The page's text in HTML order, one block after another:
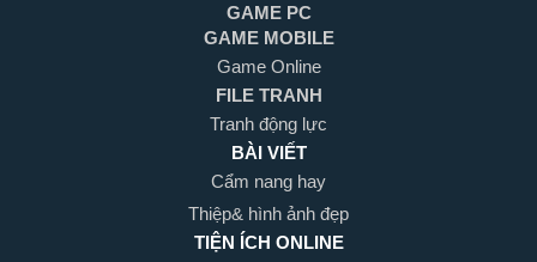
GAME PC
GAME MOBILE
Game Online
FILE TRANH
Tranh động lực
BÀI VIẾT
Cẩm nang hay
Thiệp& hình ảnh đẹp
TIỆN ÍCH ONLINE